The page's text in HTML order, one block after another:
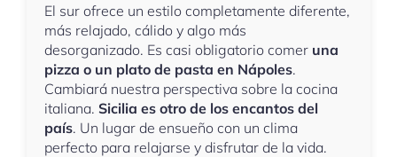
El sur ofrece un estilo completamente diferente,
más relajado, cálido y algo más
desorganizado. Es casi obligatorio comer una
pizza o un plato de pasta en Nápoles.
Cambiará nuestra perspectiva sobre la cocina
italiana. Sicilia es otro de los encantos del
país. Un lugar de ensueño con un clima
perfecto para relajarse y disfrutar de la vida.